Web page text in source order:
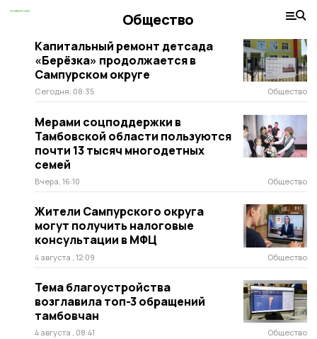
Общество
Капитальный ремонт детсада
«Берёзка» продолжается в
Сампурском округе
Сегодня, 08:35 Общество
Мерами соцподдержки в
Тамбовской области пользуются
почти 13 тысяч многодетных
семей
Вчера, 16:10 Общество
Жители Сампурского округа
могут получить налоговые
консультации в МФЦ
4 августа , 12:09 Общество
Тема благоустройства
возглавила топ-3 обращений
тамбовчан
4 августа , 08:41 Общество